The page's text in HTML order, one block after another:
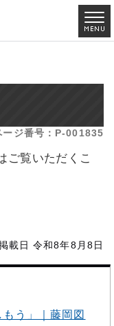
ージ番号：P-001835
ご覧いただくこ
載日 令和8年8月8日
う」｜藤岡図